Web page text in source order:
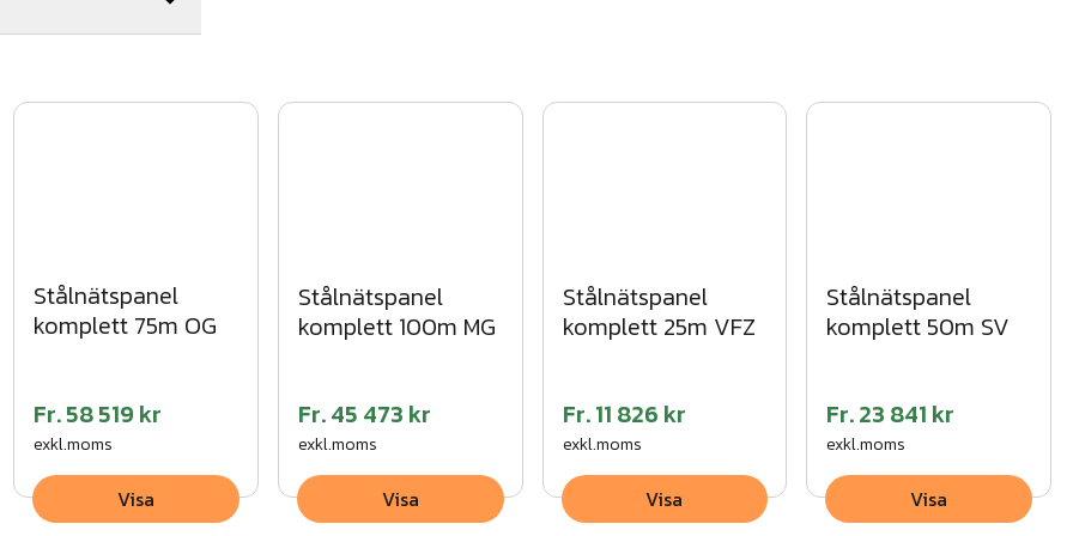
Stålnätspanel
komplett 75m OG
Fr.58 519 kr
exkl.moms
Visa
Stålnätspanel
komplett 100m MG
Fr.45 473 kr
exkl.moms
Visa
Stålnätspanel
komplett 25m VFZ
Fr.11 826 kr
exkl.moms
Visa
Stålnätspanel
komplett 50m SV
Fr.23 841 kr
exkl.moms
Visa